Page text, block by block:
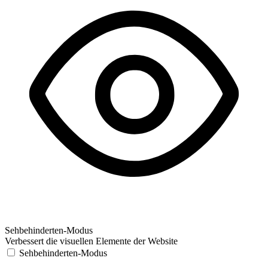
Sehbehinderten-Modus
Verbessert die visuellen Elemente der Website
Sehbehinderten-Modus